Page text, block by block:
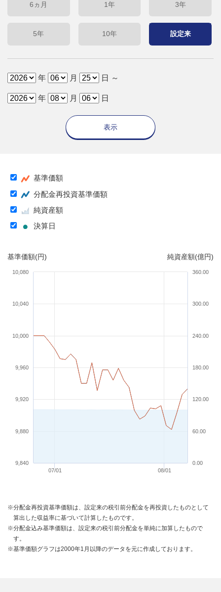
6ヵ月 1年 3年
5年 10年 設定来
年 月 日 ～
年 月 日
表示
基準価額
分配金再投資基準価額
純資産額
決算日
基準価額(円) 純資産額(億円)
07/01 08/01
9,840
9,880
9,920
9,960
10,000
10,040
10,080
0.00
240.00
60.00
120.00
180.00
300.00
360.00
※分配金再投資基準価額は、設定来の税引前分配金を再投資したものとして
算出した収益率に基づいて計算したものです。
※分配金込み基準価額は、設定来の税引前分配金を単純に加算したもので
す。
※基準価額グラフは2000年1月以降のデータを元に作成しております。